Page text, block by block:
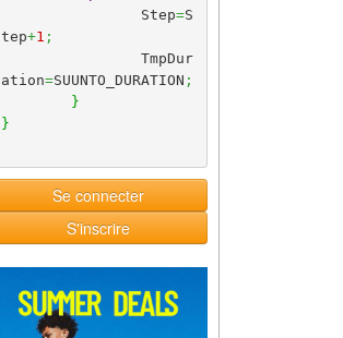
		Step
=S
tep+1 ;
ation=SUUNTO_DURATION ;
}
}
Se connecter
S'inscrire